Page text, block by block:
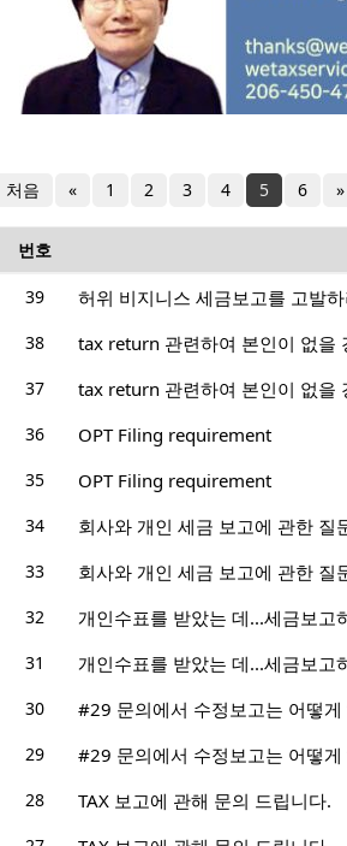
처음 « 1 2 3 4 5 6 »
번호
39 허위 비지니스 세금보고를 고발
38
tax return 관련하여 본인이 없을
37
tax return 관련하여 본인이 없을
36
OPT Filing requirement
35
OPT Filing requirement
34
회사와 개인 세금 보고에 관한 질
33
회사와 개인 세금 보고에 관한 질
32
개인수표를 받았는 데...세금보고
31
개인수표를 받았는 데...세금보고
30
#29 문의에서 수정보고는 어떻게
29
#29 문의에서 수정보고는 어떻게
28
TAX 보고에 관해 문의 드립니다.